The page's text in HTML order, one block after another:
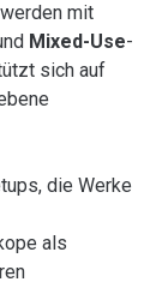
mit
Mixed-Use-
sich auf
die Werke
als